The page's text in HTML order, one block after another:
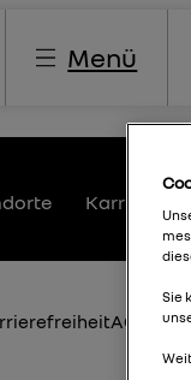
Menü
Karriere
AGB
Sie